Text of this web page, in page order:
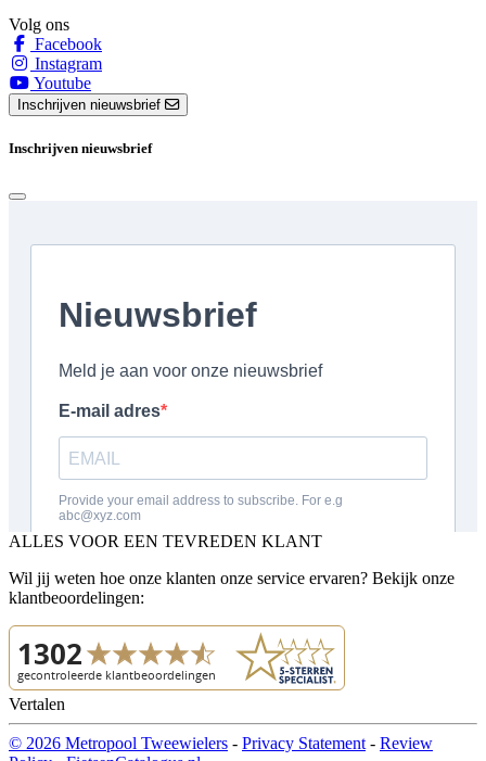
Volg ons
Facebook
Instagram
Youtube
Inschrijven nieuwsbrief
Inschrijven nieuwsbrief
ALLES VOOR EEN TEVREDEN KLANT
Wil jij weten hoe onze klanten onze service ervaren? Bekijk onze
klantbeoordelingen:
Vertalen
© 2026 Metropool Tweewielers - Privacy Statement - Review